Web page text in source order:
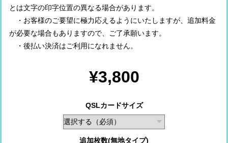
とは文字の印字位置の異なる場合があります。
・お客様のご要望に極力応えるようにいたしますが、追加料金
が必要な場合もありますので、ご了承願います。
・後払い決済はご利用になれません。
¥3,800
QSLカードサイズ
追加枚数(無地タイプ)